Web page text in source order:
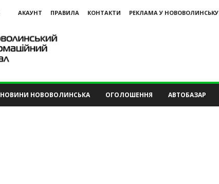
АКАУНТ ПРАВИЛА КОНТАКТИ РЕКЛАМА У НОВОВОЛИНСЬКУ
НОВИНИ НОВОВОЛИНСЬКА ОГОЛОШЕННЯ АВТОБАЗАР